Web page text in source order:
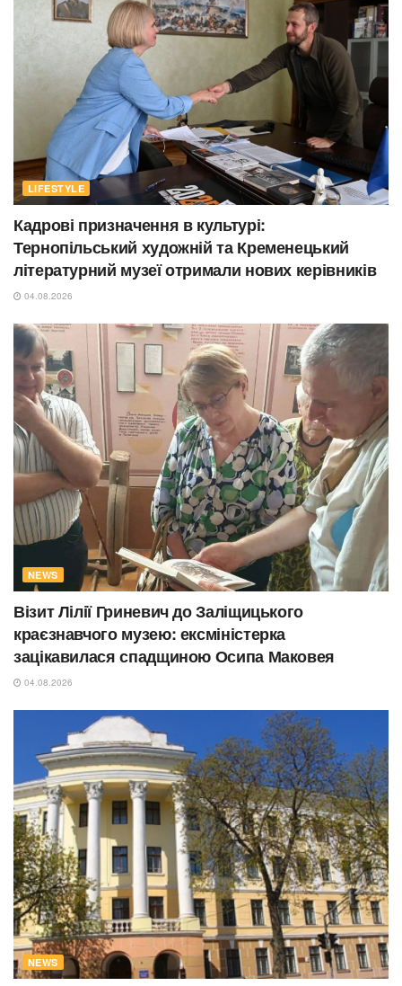
LIFESTYLE
Кадрові призначення в культурі:
Тернопільський художній та Кременецький
літературний музеї отримали нових керівників
04.08.2026
NEWS
Візит Лілії Гриневич до Заліщицького
краєзнавчого музею: ексміністерка
зацікавилася спадщиною Осипа Маковея
04.08.2026
NEWS